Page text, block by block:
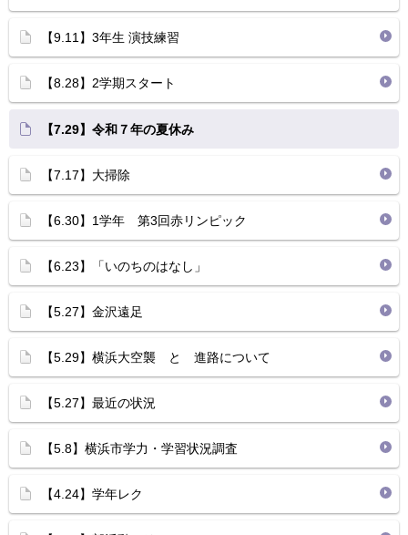
【9.11】3年生 演技練習
【8.28】2学期スタート
【7.29】令和７年の夏休み
【7.17】大掃除
【6.30】1学年 第3回赤リンピック
【6.23】「いのちのはなし」
【5.27】金沢遠足
【5.29】横浜大空襲 と 進路について
【5.27】最近の状況
【5.8】横浜市学力・学習状況調査
【4.24】学年レク